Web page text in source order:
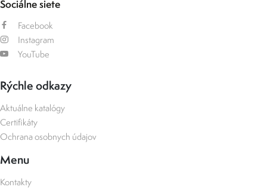
Sociálne siete
Facebook
Instagram
YouTube
Rýchle odkazy
Aktuálne katalógy
Certifikáty
Ochrana osobnych údajov
Menu
Kontakty